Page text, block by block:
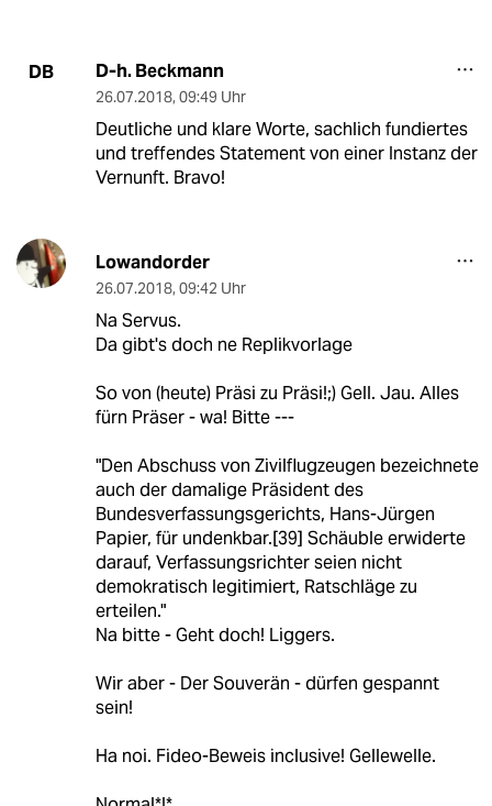
DB D-h. Beckmann
26.07.2018, 09:49 Uhr
Deutliche und klare Worte, sachlich fundiertes
und treffendes Statement von einer Instanz der
Vernunft. Bravo!
Lowandorder
26.07.2018, 09:42 Uhr
Na Servus.
Da gibt's doch ne Replikvorlage
So von (heute) Präsi zu Präsi!;) Gell. Jau. Alles
fürn Präser - wa! Bitte ---
"Den Abschuss von Zivilflugzeugen bezeichnete
auch der damalige Präsident des
Bundesverfassungsgerichts, Hans-Jürgen
Papier, für undenkbar.[39] Schäuble erwiderte
darauf, Verfassungsrichter seien nicht
demokratisch legitimiert, Ratschläge zu
erteilen."
Na bitte - Geht doch! Liggers.
Wir aber - Der Souverän - dürfen gespannt
sein!
Ha noi. Fideo-Beweis inclusive! Gellewelle.